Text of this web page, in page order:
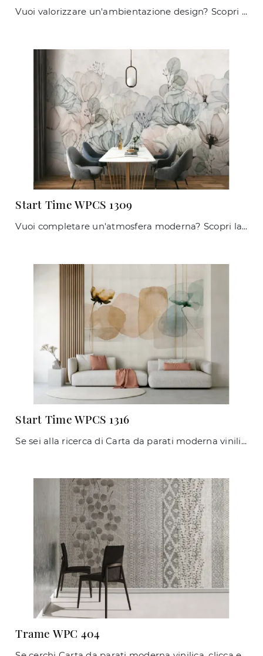
Vuoi valorizzare un'ambientazione design? Scopri la Carta da parati vinilica di Caos Creativo by Rossi&Co: il modello Start Time WPCS 1303 ti aspetta!
Start Time WPCS 1309
Vuoi completare un'atmosfera moderna? Scopri la Carta da parati vinilica di Caos Creativo by Rossi&Co: il modello Start Time WPCS 1309 ti sta ...
Start Time WPCS 1316
Se sei alla ricerca di Carta da parati moderna vinilica, clicca e scopri di più sulle diverse soluzioni di Caos Creativo by Rossi&Co come il modello ...
Trame WPC 404